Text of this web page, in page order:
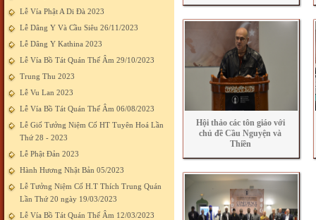
Lễ Vía Phật A Di Đà 2023
Lễ Dâng Y Và Cầu Siêu 26/11/2023
Lễ Dâng Y Kathina 2023
Lễ Vía Bồ Tát Quán Thế Âm 29/10/2023
Trung Thu 2023
Lễ Vu Lan 2023
Lễ Vía Bồ Tát Quán Thế Âm 06/08/2023
Lễ Giố Tưởng Niệm Cố HT Tuyên Hoá Lần
Thứ 28 - 2023
Lễ Phật Đản 2023
Hành Hương Nhật Bản 05/2023
Lễ Tưởng Niệm Cố H.T Thích Trung Quán
Lần Thứ 20 ngày 19/03/2023
Lễ Vía Bồ Tát Quán Thế Âm 12/03/2023
Hội thảo các tôn giáo với
chủ đề Cầu Nguyện và
Thiền